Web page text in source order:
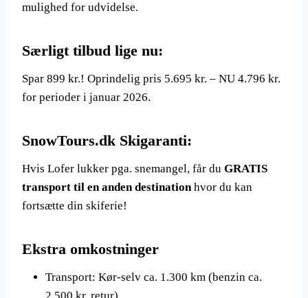
mulighed for udvidelse.
Særligt tilbud lige nu:
Spar 899 kr.! Oprindelig pris 5.695 kr. – NU 4.796 kr.
for perioder i januar 2026.
SnowTours.dk Skigaranti:
Hvis Lofer lukker pga. snemangel, får du GRATIS
transport til en anden destinationhvor du kan
fortsætte din skiferie!
Ekstra omkostninger
Transport: Kør-selv ca. 1.300 km (benzin ca.